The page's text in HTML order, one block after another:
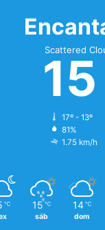
Scattered
15
17º - 13º
81%
1.75 km/h
℃ 15 ℃
sáb
14 ℃
dom